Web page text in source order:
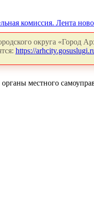
комиссия. Лента
округа «Город
https://
местного